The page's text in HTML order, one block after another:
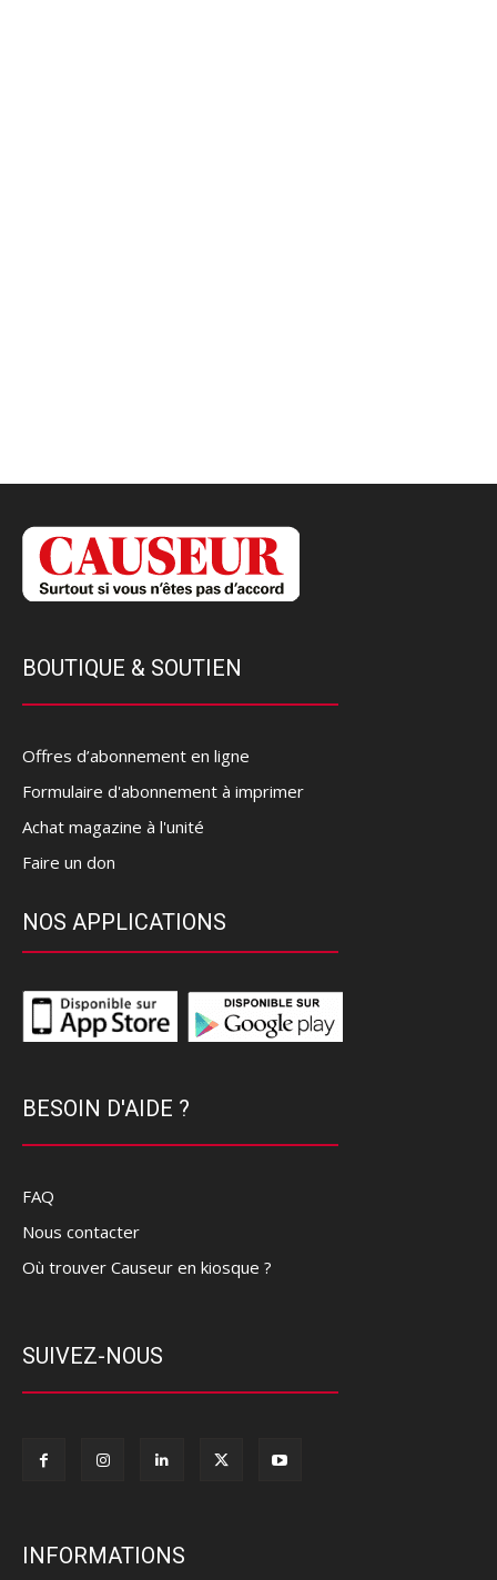
BOUTIQUE & SOUTIEN
Offres d’abonnement en ligne
Formulaire d'abonnement à imprimer
Achat magazine à l'unité
Faire un don
NOS APPLICATIONS
BESOIN D'AIDE ?
FAQ
Nous contacter
Où trouver Causeur en kiosque ?
SUIVEZ-NOUS
INFORMATIONS